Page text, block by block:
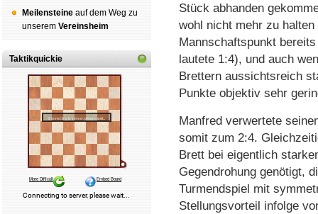
Mei­len­stei­ne auf dem Weg zu
un­se­rem Ver­eins­heim
Taktikquickie
Stück abhanden
wohl nicht mehr zu
Mannschaftspunkt
lautete 1:4), und auch
Brettern aussichtsreich
Punkte objektiv sehr
Manfred verwertete
somit zum 2:4.
Brett bei eigentlich
Gegendrohung genötigt,
Turmendspiel mit
Stellungsvorteil infolge